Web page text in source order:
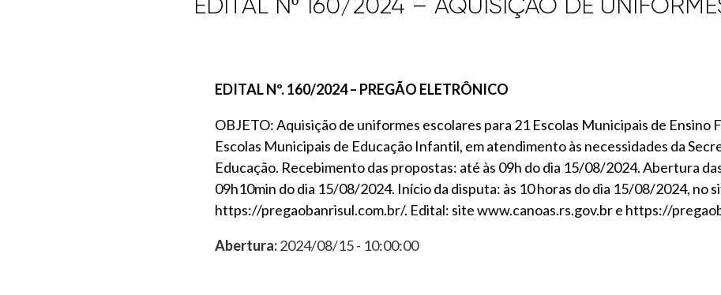
EDITAL Nº. 160/2024 – PREGÃO ELETRÔNICO
OBJETO: Aquisição de uniformes escolares para 21 Escolas Municipais de Ensino
Escolas Municipais de Educação Infantil, em atendimento às necessidades da
Educação. Recebimento das propostas: até às 09h do dia 15/08/2024. Abertura
09h10min do dia 15/08/2024. Início da disputa: às 10 horas do dia 15/08/2024, no
https://pregaobanrisul.com.br/. Edital: site www.canoas.rs.gov.br e https://
Abertura:2024/08/15 - 10:00:00